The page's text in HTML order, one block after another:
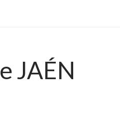
JAÉN